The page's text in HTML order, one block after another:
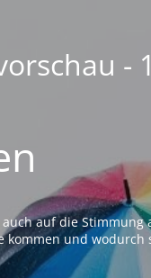
-
auf die Stimmung
und wodurch